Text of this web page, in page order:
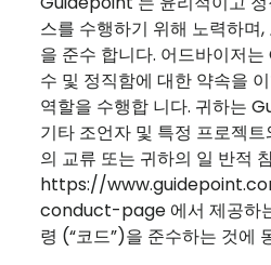
스를 수행하기 위해 노력하며
을 준수 합니다. 어드바이저
수 및 정직함에 대한 약속을
역할을 수행합 니다. 귀하는
기타 조언자 및 특정 프로젝
의 교류 또는 귀하의 일 반적
https://
conduct-page 에서 제공하
령 (“코드”)을 준수하는 것에